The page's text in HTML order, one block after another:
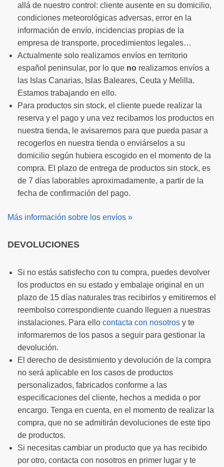
allá de nuestro control: cliente ausente en su domicilio,
condiciones meteorológicas adversas, error en la
información de envío, incidencias propias de la
empresa de transporte, procedimientos legales…
Actualmente solo realizamos envíos en territorio
español peninsular, por lo que no realizamos envíos a
las Islas Canarias, Islas Baleares, Ceuta y Melilla.
Estamos trabajando en ello.
Para productos sin stock, el cliente puede realizar la
reserva y el pago y una vez recibamos los productos en
nuestra tienda, le avisaremos para que pueda pasar a
recogerlos en nuestra tienda o enviárselos a su
domicilio según hubiera escogido en el momento de la
compra. El plazo de entrega de productos sin stock, es
de 7 días laborables aproximadamente, a partir de la
fecha de confirmación del pago.
Más información sobre los envíos »
DEVOLUCIONES
Si no estás satisfecho con tu compra, puedes devolver
los productos en su estado y embalaje original en un
plazo de 15 días naturales tras recibirlos y emitiremos el
reembolso correspondiente cuando lleguen a nuestras
instalaciones. Para ello contacta con nosotros y te
informaremos de los pasos a seguir para gestionar la
devolución.
El derecho de desistimiento y devolución de la compra
no será aplicable en los casos de productos
personalizados, fabricados conforme a las
especificaciones del cliente, hechos a medida o por
encargo. Tenga en cuenta, en el momento de realizar la
compra, que no se admitirán devoluciones de este tipo
de productos.
Si necesitas cambiar un producto que ya has recibido
por otro, contacta con nosotros en primer lugar y te